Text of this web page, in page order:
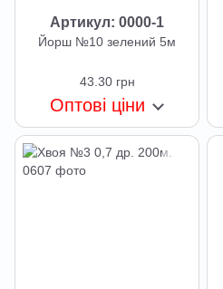
Артикул: 0000-1
Йорш №10 зелений 5м
43.30 грн
Оптові ціни